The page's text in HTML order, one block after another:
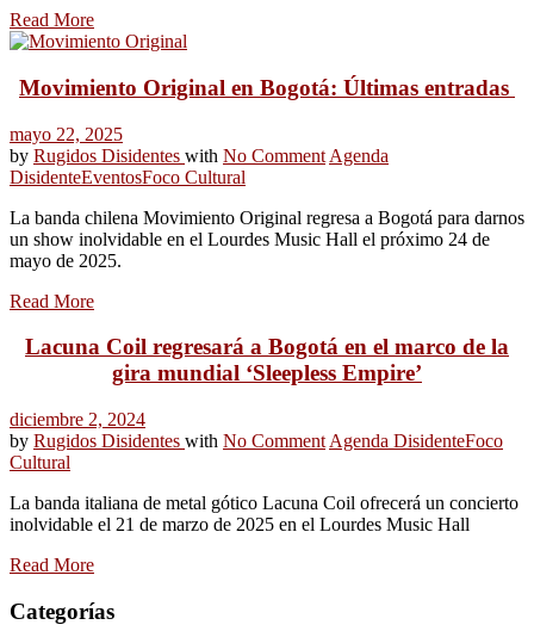
Read More
Movimiento Original en Bogotá: Últimas entradas
mayo 22, 2025
by Rugidos Disidentes with No Comment Agenda
DisidenteEventosFoco Cultural
La banda chilena Movimiento Original regresa a Bogotá para darnos
un show inolvidable en el Lourdes Music Hall el próximo 24 de
mayo de 2025.
Read More
Lacuna Coil regresará a Bogotá en el marco de la
gira mundial ‘Sleepless Empire’
diciembre 2, 2024
by Rugidos Disidentes with No Comment Agenda DisidenteFoco
Cultural
La banda italiana de metal gótico Lacuna Coil ofrecerá un concierto
inolvidable el 21 de marzo de 2025 en el Lourdes Music Hall
Read More
Categorías